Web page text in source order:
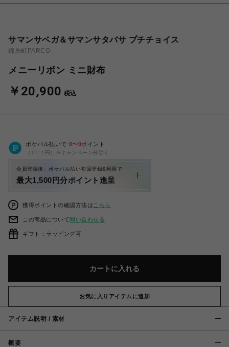
サマンサベガ＆サマンサタバサ プチチョイス
錦糸町PARCO
メニーリボン ミニ財布
￥20,900 税込
ポケパル払いで 0〜0ポイント
（1P=1円）※キャンペーン分除く
会員登録後、ポケパル払い初回登録&利用で
最大1,500円分ポイント進呈
獲得ポイントの確認方法は こちら
この商品について問い合わせる
ギフト：ラッピング可
カートに入れる
お気に入りアイテムに追加
アイテム説明 / 素材
概要